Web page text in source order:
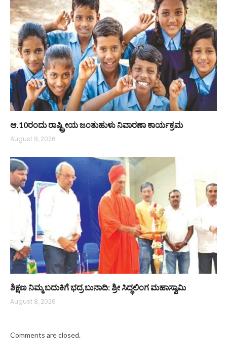
ಆ.10ರಂದು ರಾಷ್ಟ್ರೀಯ ಜಂತುಹುಳು ನಿವಾರಣಾ ಕಾರ್ಯಕ್ರಮ
August 8, 2026
ಶಿಕ್ಷಣ ನಿಮ್ಮ ಬದುಕಿಗೆ ಭದ್ರ ಬುನಾದಿ: ಶ್ರೀ ಸಿದ್ಧಲಿಂಗ ಮಹಾಸ್ವಾಮಿ
August 8, 2026
Comments are closed.